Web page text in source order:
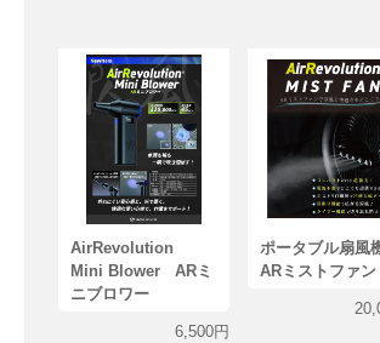
AirRevolution
Mini Blower ARミ
ニブロワー
6,500円
ポータブル扇風
ARミストファン